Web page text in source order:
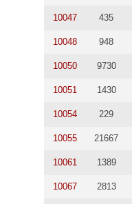
10047 435
10048 948
10050 9730
10051 1430
10054 229
10055 21667
10061 1389
10067 2813